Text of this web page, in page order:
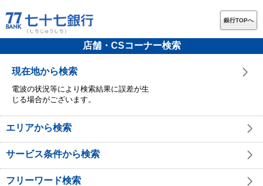
銀行TOPへ
店舗・CSコーナー検索
現在地から検索
電波の状況等により検索結果に誤差が生
じる場合がございます。
エリアから検索
サービス条件から検索
フリーワード検索